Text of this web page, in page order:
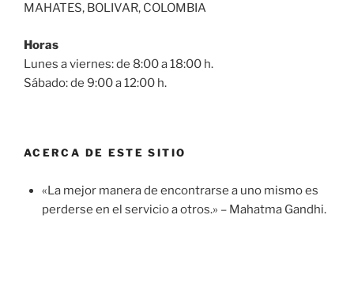
MAHATES, BOLIVAR, COLOMBIA
Horas
Lunes a viernes: de 8:00 a 18:00 h.
Sábado: de 9:00 a 12:00 h.
ACERCA DE ESTE SITIO
«La mejor manera de encontrarse a uno mismo es
perderse en el servicio a otros.» – Mahatma Gandhi.